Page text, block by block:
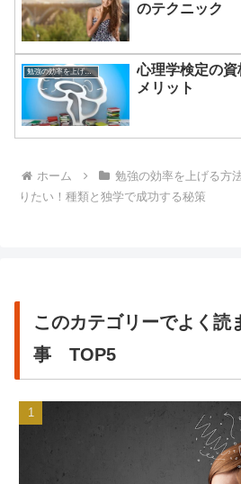
のテクニック
勉強の効率を上げる方法
心理学検定の
メリット
ホーム 勉強の効率を上げる方
りたい！種類と独学で成功する秘策
このカテゴリーでよく読
事 TOP5